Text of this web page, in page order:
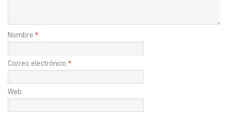
Nombre *
Correo electrónico *
Web